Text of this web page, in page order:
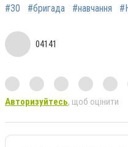
#30 #бригада #навчання
04141
Авторизуйтесь, щоб оцінити